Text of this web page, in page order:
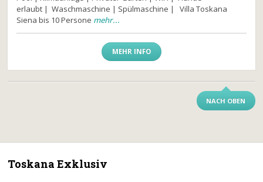
erlaubt | Waschmaschine | Spülmaschine | Villa Toskana
Siena bis 10 Persone mehr...
MEHR INFO
NACH OBEN
Toskana Exklusiv